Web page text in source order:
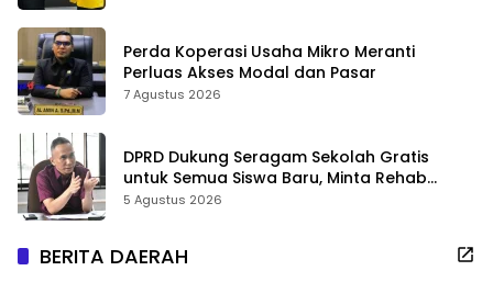
Perda Koperasi Usaha Mikro Meranti
Perluas Akses Modal dan Pasar
7 Agustus 2026
DPRD Dukung Seragam Sekolah Gratis
untuk Semua Siswa Baru, Minta Rehab
Sekolah Jangan Dikurangi
5 Agustus 2026
BERITA DAERAH